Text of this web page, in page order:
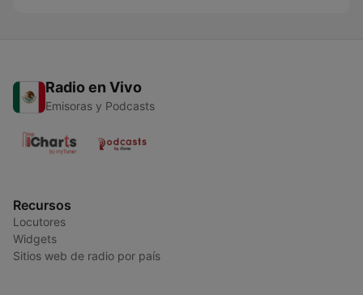
Radio en Vivo
Emisoras y Podcasts
Recursos
Locutores
Widgets
Sitios web de radio por país